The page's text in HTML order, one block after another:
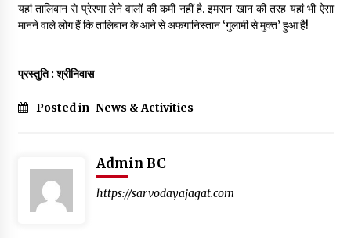
यहां तालिबान से प्रेरणा लेने वालों की कमी नहीं है. इमरान खान की तरह यहां भी ऐसा
मानने वाले लोग हैं कि तालिबान के आने से अफगानिस्तान ‘गुलामी से मुक्त’ हुआ है!
प्रस्तुति : श्रीनिवास
Posted in News & Activities
Admin BC
https://sarvodayajagat.com